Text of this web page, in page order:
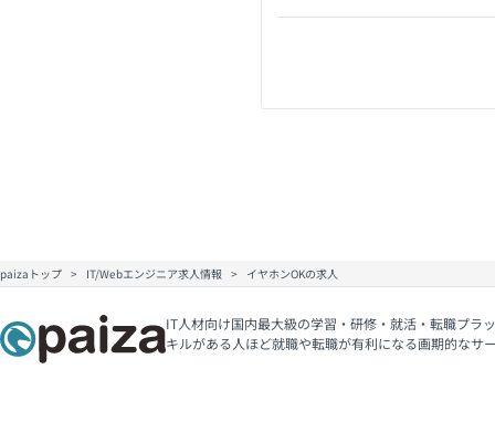
paizaトップ IT/Webエンジニア求人情報 イヤホンOKの求人
IT人材向け国内最大級の学習・研修・就活・転職プラ
キルがある人ほど就職や転職が有利になる画期的なサ